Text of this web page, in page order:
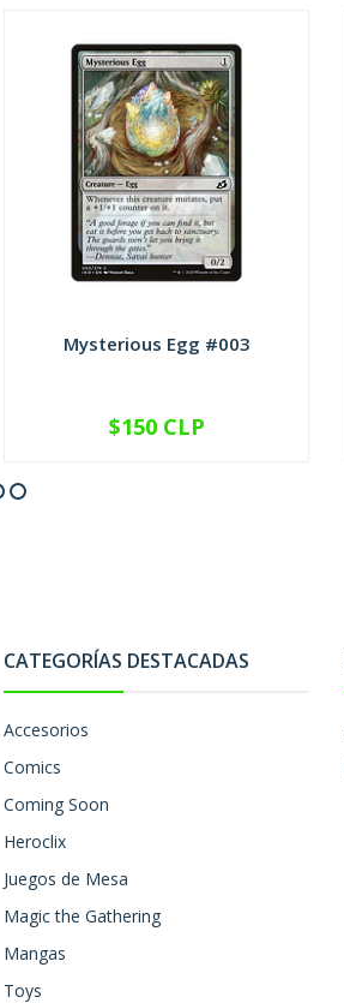
Mysterious Egg #003
VER OPCIONES
$150 CLP
CATEGORÍAS DESTACADAS
Accesorios
Comics
Coming Soon
Heroclix
Juegos de Mesa
Magic the Gathering
Mangas
Toys